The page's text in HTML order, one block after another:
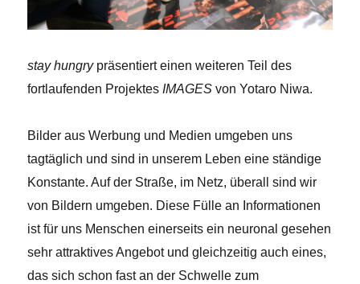
stay hungrypräsentiert einen weiteren Teil des
fortlaufenden Projektes IMAGES von Yotaro Niwa.
Bilder aus Werbung und Medien umgeben uns
tagtäglich und sind in unserem Leben eine ständige
Konstante. Auf der Straße, im Netz, überall sind wir
von Bildern umgeben. Diese Fülle an Informationen
ist für uns Menschen einerseits ein neuronal gesehen
sehr attraktives Angebot und gleichzeitig auch eines,
das sich schon fast an der Schwelle zum